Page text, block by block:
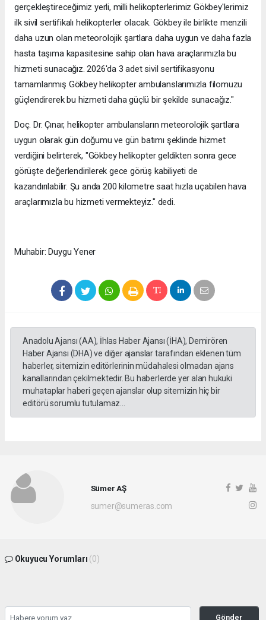
gerçekleştireceğimiz yerli, milli helikopterlerimiz Gökbey'lerimiz
ilk sivil sertifikalı helikopterler olacak. Gökbey ile birlikte menzili
daha uzun olan meteorolojik şartlara daha uygun ve daha fazla
hasta taşıma kapasitesine sahip olan hava araçlarımızla bu
hizmeti sunacağız. 2026'da 3 adet sivil sertifikasyonu
tamamlanmış Gökbey helikopter ambulanslarımızla filomuzu
güçlendirerek bu hizmeti daha güçlü bir şekilde sunacağız."
Doç. Dr. Çınar, helikopter ambulansların meteorolojik şartlara
uygun olarak gün doğumu ve gün batımı şeklinde hizmet
verdiğini belirterek, "Gökbey helikopter geldikten sonra gece
görüşte değerlendirilerek gece görüş kabiliyeti de
kazandırılabilir. Şu anda 200 kilometre saat hızla uçabilen hava
araçlarımızla bu hizmeti vermekteyiz." dedi.
Muhabir: Duygu Yener
Anadolu Ajansı (AA), İhlas Haber Ajansı (İHA), Demirören
Haber Ajansı (DHA) ve diğer ajanslar tarafından eklenen tüm
haberler, sitemizin editörlerinin müdahalesi olmadan ajans
kanallarından çekilmektedir. Bu haberlerde yer alan hukuki
muhataplar haberi geçen ajanslar olup sitemizin hiç bir
editörü sorumlu tutulamaz...
Sümer AŞ
sumer@sumeras.com
Okuyucu Yorumları (0)
Gönder